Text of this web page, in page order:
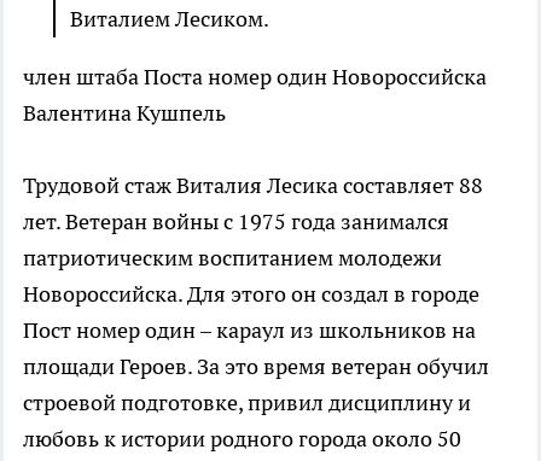
Виталием Лесиком.
член штаба Поста номер один Новороссийска
Валентина Кушпель
Трудовой стаж Виталия Лесика составляет 88
лет. Ветеран войны с 1975 года занимался
патриотическим воспитанием молодежи
Новороссийска. Для этого он создал в городе
Пост номер один – караул из школьников на
площади Героев. За это время ветеран обучил
строевой подготовке, привил дисциплину и
любовь к истории родного города около 50